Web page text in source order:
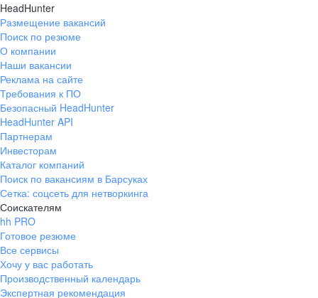
HeadHunter
Размещение вакансий
Поиск по резюме
О компании
Наши вакансии
Реклама на сайте
Требования к ПО
Безопасный HeadHunter
HeadHunter API
Партнерам
Инвесторам
Каталог компаний
Поиск по вакансиям в Барсуках
Сетка: соцсеть для нетворкинга
Соискателям
hh PRO
Готовое резюме
Все сервисы
Хочу у вас работать
Производственный календарь
Экспертная рекомендация